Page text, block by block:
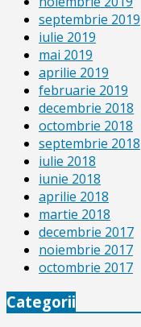
septembrie 2019
iulie 2019
mai 2019
aprilie 2019
februarie 2019
decembrie 2018
octombrie 2018
septembrie 2018
iulie 2018
iunie 2018
aprilie 2018
martie 2018
decembrie 2017
noiembrie 2017
octombrie 2017
Categorii